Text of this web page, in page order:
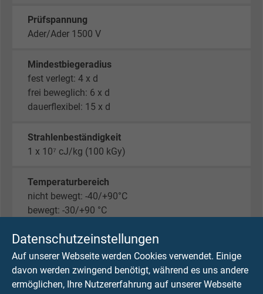
Datenschutzeinstellungen
Auf unserer Webseite werden Cookies verwendet. Einige
davon werden zwingend benötigt, während es uns andere
ermöglichen, Ihre Nutzererfahrung auf unserer Webseite
Prüfspannung
Ader/Ader 1500 V
Mindestbiegeradius
fest verlegt: 4 x d
frei beweglich: 6 x d
dauerflexibel: 15 x d
Strahlenbeständigkeit
1 x 10⁷ cJ/kg (100 kGy)
Temperaturbereich
nicht bewegt: -40/+90°C
bewegt: -30/+90 °C
Halogenfreiheit
nach IEC 60754-1 + VDE 0482-754-1
Brennverhalten